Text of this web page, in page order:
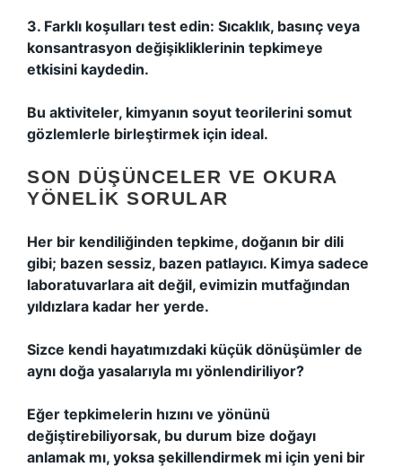
3. Farklı koşulları test edin: Sıcaklık, basınç veya
konsantrasyon değişikliklerinin tepkimeye
etkisini kaydedin.
Bu aktiviteler, kimyanın soyut teorilerini somut
gözlemlerle birleştirmek için ideal.
SON DÜŞÜNCELER VE OKURA
YÖNELIK SORULAR
Her bir kendiliğinden tepkime, doğanın bir dili
gibi; bazen sessiz, bazen patlayıcı. Kimya sadece
laboratuvarlara ait değil, evimizin mutfağından
yıldızlara kadar her yerde.
Sizce kendi hayatımızdaki küçük dönüşümler de
aynı doğa yasalarıyla mı yönlendiriliyor?
Eğer tepkimelerin hızını ve yönünü
değiştirebiliyorsak, bu durum bize doğayı
anlamak mı, yoksa şekillendirmek mi için yeni bir